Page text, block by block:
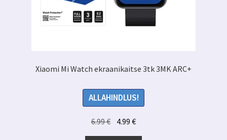
Xiaomi Mi Watch ekraanikaitse 3tk 3MK ARC+
ALLAHINDLUS!
6.99€ Algne
4.99€Praegune